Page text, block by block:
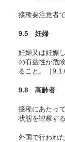
接種要注意者
9.5 妊婦
妊婦又は妊娠
の有益性が危
ること。［
9.8 高齢者
接種にあたっ
状態を観察す
外国で行われ